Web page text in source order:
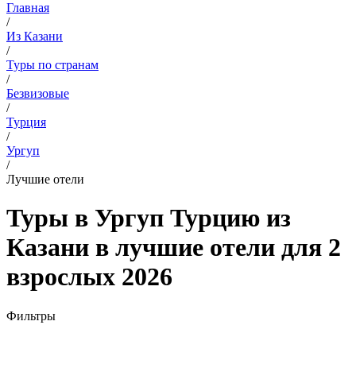
Главная
/
Из Казани
/
Туры по странам
/
Безвизовые
/
Турция
/
Ургуп
/
Лучшие отели
Туры в Ургуп Турцию из
Казани в лучшие отели для 2
взрослых 2026
Фильтры